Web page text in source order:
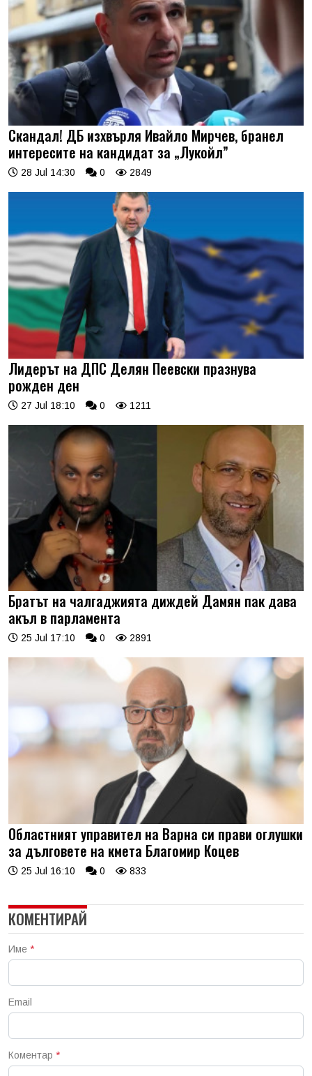
Скандал! ДБ изхвърля Ивайло Мирчев, бранел
интересите на кандидат за „Лукойл”
28 Jul 14:30 0 2849
Лидерът на ДПС Делян Пеевски празнува
рожден ден
27 Jul 18:10 0 1211
Братът на чалгаджията диждей Дамян пак дава
акъл в парламента
25 Jul 17:10 0 2891
Областният управител на Варна си прави оглушки
за дълговете на кмета Благомир Коцев
25 Jul 16:10 0 833
КОМЕНТИРАЙ
Име *
Email
Коментар *